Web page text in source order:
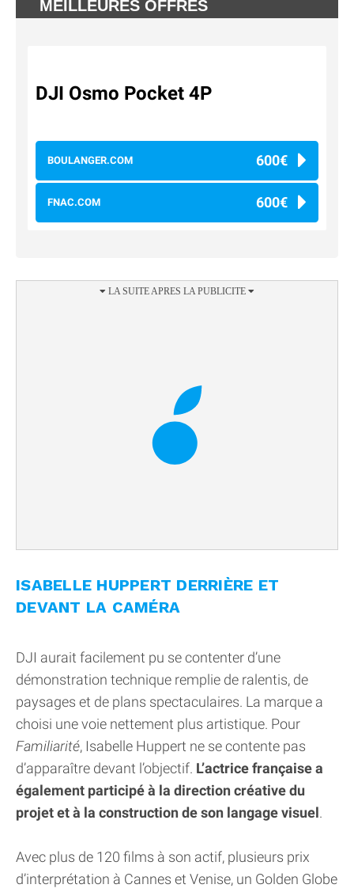
MEILLEURES OFFRES
DJI Osmo Pocket 4P
BOULANGER.COM 600€
FNAC.COM 600€
ISABELLE HUPPERT DERRIÈRE ET
DEVANT LA CAMÉRA
DJI aurait facilement pu se contenter d’une
démonstration technique remplie de ralentis, de
paysages et de plans spectaculaires. La marque a
choisi une voie nettement plus artistique. Pour
Familiarité, Isabelle Huppert ne se contente pas
d’apparaître devant l’objectif. L’actrice française a
également participé à la direction créative du
projet et à la construction de son langage visuel.
Avec plus de 120 films à son actif, plusieurs prix
d’interprétation à Cannes et Venise, un Golden Globe